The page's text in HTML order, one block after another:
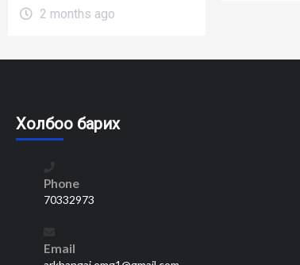
2 months ago
Холбоо барих
Phone
70332973
Email